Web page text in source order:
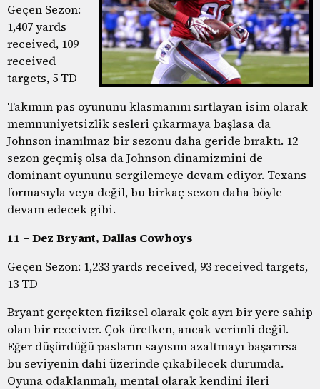
Geçen Sezon:
1,407 yards
received, 109
received
targets, 5 TD
Takımın pas oyununu klasmanını sırtlayan isim olarak
memnuniyetsizlik sesleri çıkarmaya başlasa da
Johnson inanılmaz bir sezonu daha geride bıraktı. 12
sezon geçmiş olsa da Johnson dinamizmini de
dominant oyununu sergilemeye devam ediyor. Texans
formasıyla veya değil, bu birkaç sezon daha böyle
devam edecek gibi.
11 – Dez Bryant, Dallas Cowboys
Geçen Sezon: 1,233 yards received, 93 received targets,
13 TD
Bryant gerçekten fiziksel olarak çok ayrı bir yere sahip
olan bir receiver. Çok üretken, ancak verimli değil.
Eğer düşürdüğü pasların sayısını azaltmayı başarırsa
bu seviyenin dahi üzerinde çıkabilecek durumda.
Oyuna odaklanmalı, mental olarak kendini ileri